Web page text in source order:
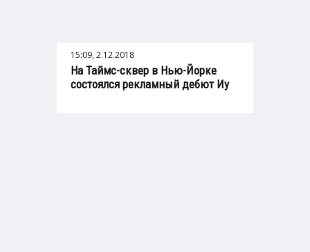
15:09, 2.12.2018
На Таймс-сквер в Нью-Йорке
состоялся рекламный дебют Иу